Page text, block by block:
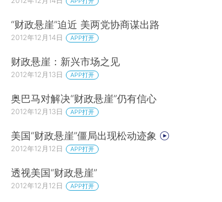
“财政悬崖”迫近 美两党协商谋出路
2012年12月14日 APP打开
财政悬崖：新兴市场之见
2012年12月13日 APP打开
奥巴马对解决“财政悬崖”仍有信心
2012年12月13日 APP打开
美国“财政悬崖”僵局出现松动迹象
2012年12月12日 APP打开
透视美国“财政悬崖”
2012年12月12日 APP打开